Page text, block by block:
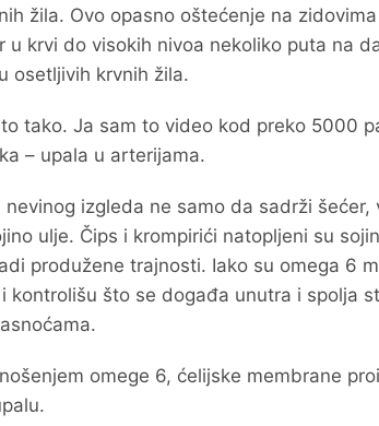
žila. Ovo opasno oštećenje na
krvi do visokih nivoa nekoliko puta na
osetljivih krvnih žila.
tako. Ja sam to video kod preko 5000
– upala u arterijama.
nevinog izgleda ne samo da sadrži šećer,
ulje. Čips i krompirići natopljeni su
produžene trajnosti. Iako su omega 6
kontrolišu što se događa unutra i spolja
omege 6, ćelijske membrane